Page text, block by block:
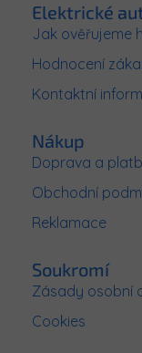
Elektrické
Jak ověřujeme
Hodnocení
Kontaktní
Nákup
Doprava a
Obchodní
Reklamace
Soukromí
Zásady osobní
Cookies